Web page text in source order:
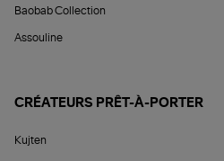
Baobab Collection
Assouline
CRÉATEURS PRÊT-À-PORTER
Kujten